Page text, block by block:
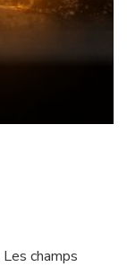
Les champs